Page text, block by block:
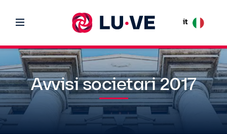
it
Avvisi societari 2017